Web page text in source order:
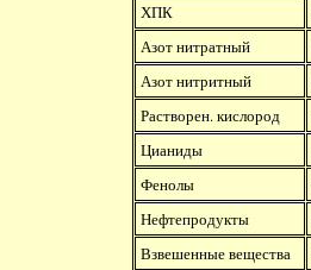
ХПК
Азот нитратный
Азот нитритный
Растворен. кислород
Цианиды
Фенолы
Нефтепродукты
Взвешенные вещества